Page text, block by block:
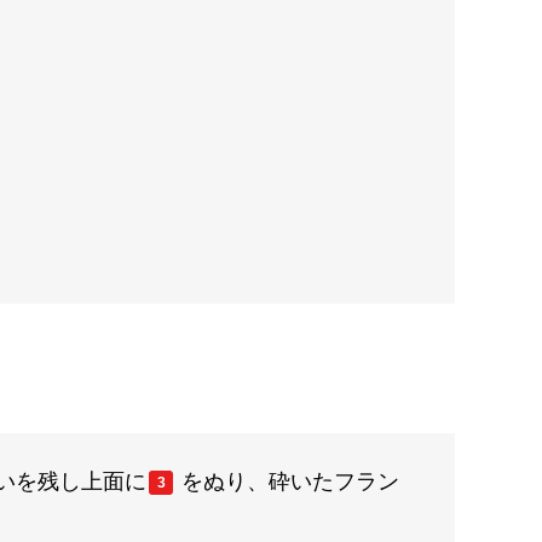
を残し上面に 3 をぬり、砕いたフラン